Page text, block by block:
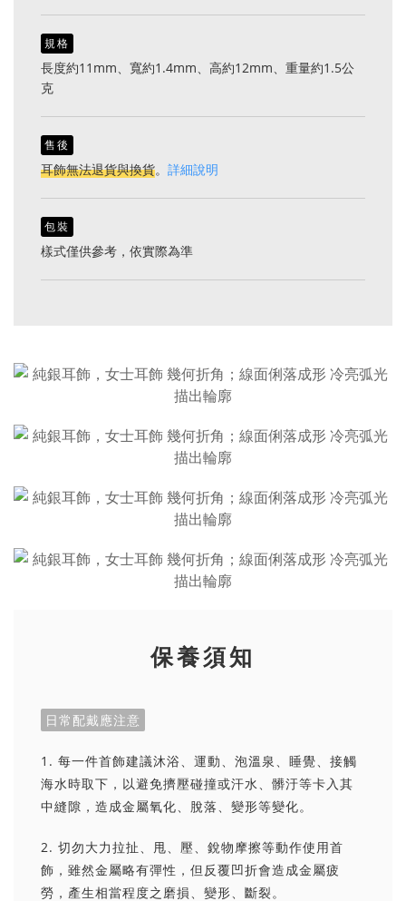
規格
長度約11mm、寬約1.4mm、高約12mm、重量約1.5公
克
售後
耳飾無法退貨與換貨。 詳細說明
包裝
樣式僅供參考，依實際為準
保養須知
日常配戴應注意
1. 每一件首飾建議沐浴、運動、泡溫泉、睡覺、接觸
海水時取下，以避免擠壓碰撞或汗水、髒汙等卡入其
中縫隙，造成金屬氧化、脫落、變形等變化。
2. 切勿大力拉扯、甩、壓、銳物摩擦等動作使用首
飾，雖然金屬略有彈性，但反覆凹折會造成金屬疲
勞，產生相當程度之磨損、變形、斷裂。